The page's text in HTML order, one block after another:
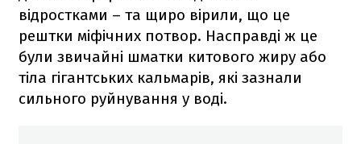
відростками – та щиро вірили, що це
рештки міфічних потвор. Насправді ж це
були звичайні шматки китового жиру або
тіла гігантських кальмарів, які зазнали
сильного руйнування у воді.